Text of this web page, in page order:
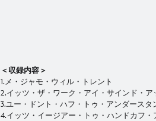
＜収録内容＞
1.メ・ジャモ・ウィル・トレント
2.イッツ・ザ・ワーク・アイ・サインド・ア
3.ユー・ドント・ハフ・トゥ・アンダースタ
4.イッツ・イージアー・トゥ・ハンドカフ